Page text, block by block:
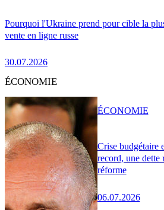
Pourquoi l'Ukraine prend pour cible la
vente en ligne russe
30.07.2026
ÉCONOMIE
Crise budgétaire
record, une dette
réforme
06.07.2026
ÉCONOMIE